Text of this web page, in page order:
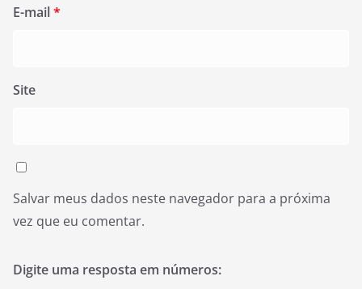
E-mail*
Site
Salvar meus dados neste navegador para a próxima
vez que eu comentar.
Digite uma resposta em números: